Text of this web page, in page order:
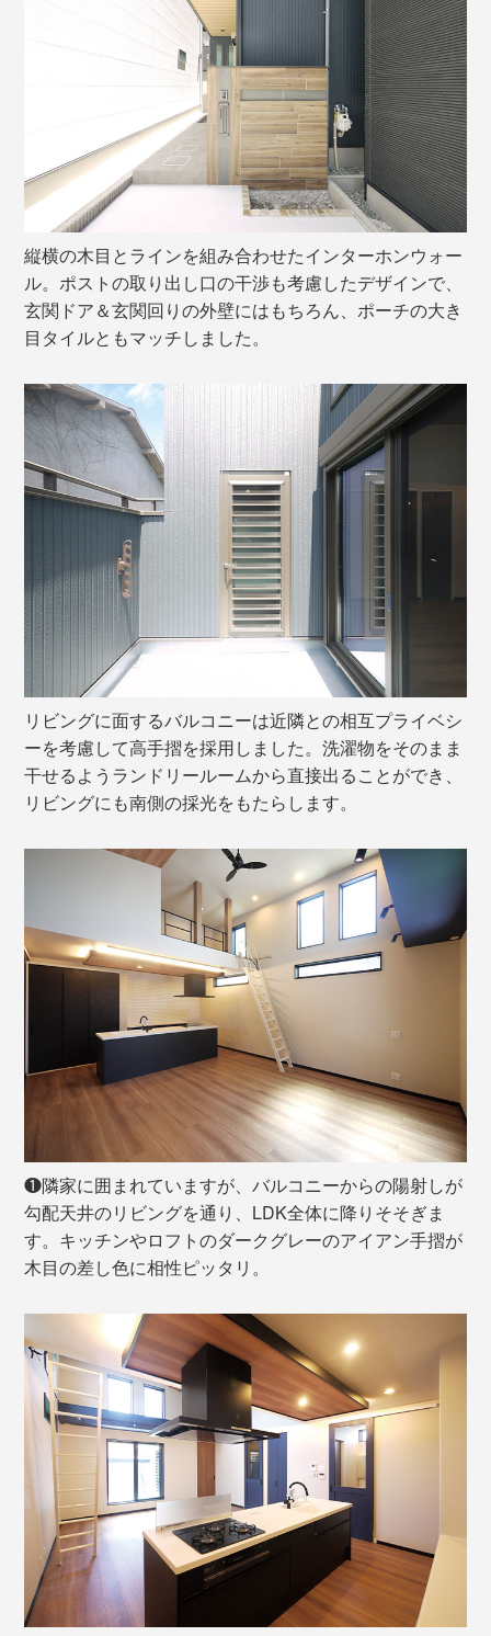
縦横の木目とラインを組み合わせたインターホンウォー
ル。ポストの取り出し口の干渉も考慮したデザインで、
玄関ドア＆玄関回りの外壁にはもちろん、ポーチの大き
目タイルともマッチしました。
リビングに面するバルコニーは近隣との相互プライベシ
ーを考慮して高手摺を採用しました。洗濯物をそのまま
干せるようランドリールームから直接出ることができ、
リビングにも南側の採光をもたらします。
❶隣家に囲まれていますが、バルコニーからの陽射しが
勾配天井のリビングを通り、LDK全体に降りそそぎま
す。キッチンやロフトのダークグレーのアイアン手摺が
木目の差し色に相性ピッタリ。